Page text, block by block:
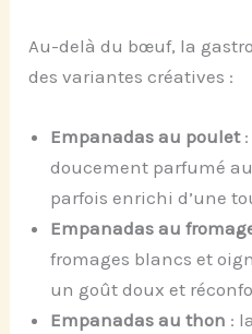
Au-delà du bœuf, la
des variantes créatives :
Empanadas au poulet:
doucement parfumé
parfois enrichi d’une
Empanadas au
fromages blancs et
un goût doux et
Empanadas au thon :